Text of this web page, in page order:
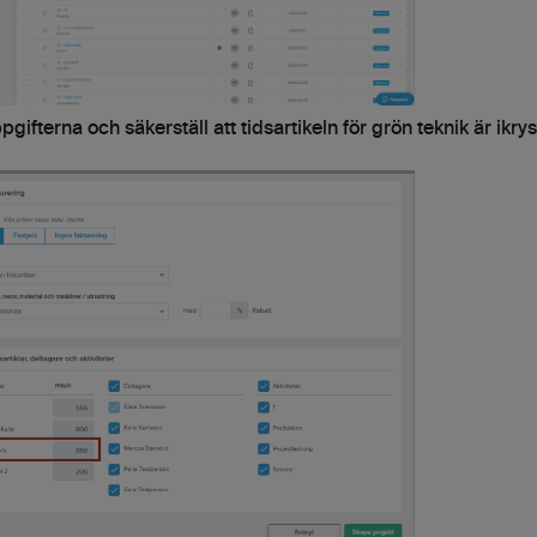
och säkerställ att tidsartikeln för grön teknik är